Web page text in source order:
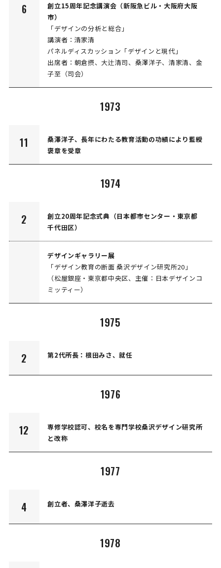
6
創立15周年記念講演会（新阪急ビル・大阪府大阪
市）
「デザインの分析と総合」
講演者：清家清
パネルディスカッション「デザインと現代」
出席者：朝倉摂、大辻清司、桑澤洋子、清家清、金
子至（司会）
1973
11
桑澤洋子、長年にわたる教育活動の功績により藍綬
褒章を受章
1974
2
創立20周年記念式典（日本都市センター・東京都
千代田区）
デザインギャラリー展
「デザイン教育の断面 桑沢デザイン研究所20」
（松屋銀座・東京都中央区、主催：日本デザインコ
ミッティー）
1975
2 第2代所長：根田みさ、就任
1976
12
専修学校認可、校名を専門学校桑沢デザイン研究所
と改称
1977
4 創立者、桑澤洋子逝去
1978